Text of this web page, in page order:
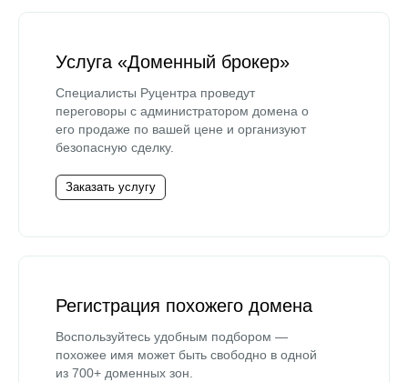
Услуга «Доменный брокер»
Специалисты Руцентра проведут
переговоры с администратором домена о
его продаже по вашей цене и организуют
безопасную сделку.
Заказать услугу
Регистрация похожего домена
Воспользуйтесь удобным подбором —
похожее имя может быть свободно в одной
из 700+ доменных зон.